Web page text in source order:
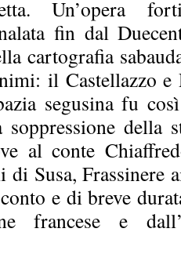
Un’opera
fin dal
cartografia
il Castellazzo e
segusina fu
della
al conte
Susa, Frassinere
e di breve
francese e